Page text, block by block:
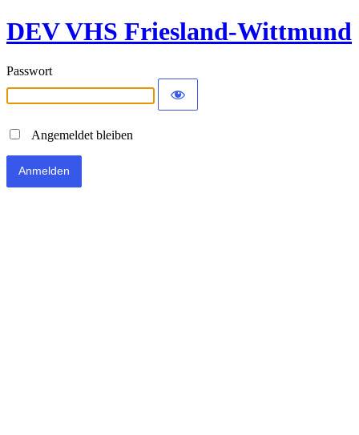
DEV VHS Friesland-Wittmund
Passwort
Angemeldet bleiben